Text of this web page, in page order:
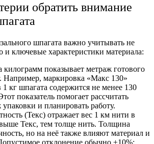
обратить внимание
шпагата важно учитывать не
и ключевые характеристики материала:
показывает метраж готового
Например, маркировка «Макс 130»
1 кг шпагата содержится не менее 130
показатель помогает рассчитать
и планировать работу.
(Текс) отражает вес 1 км нити в
Текс, тем толще нить. Толщина
но на неё также влияют материал и